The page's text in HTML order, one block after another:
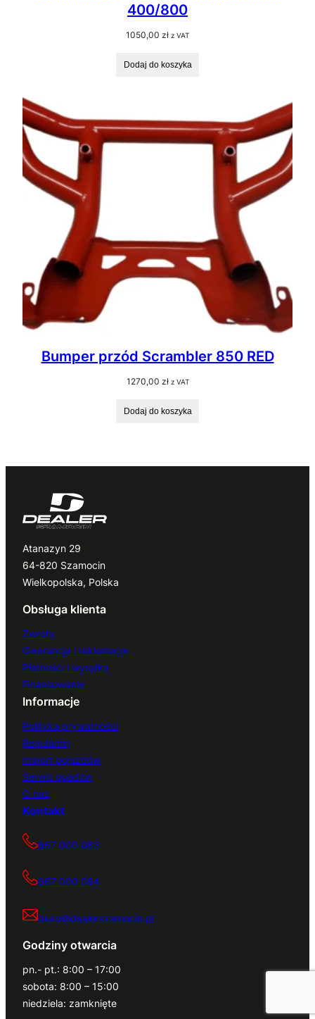
400/800
1050,00 zł z VAT
Dodaj do koszyka
Bumper przód Scrambler 850 RED
1270,00 zł z VAT
Dodaj do koszyka
Atanazyn 29
64-820 Szamocin
Wielkopolska, Polska
Obsługa klienta
Zwroty
Gwarancja i reklamacje
Płatności i wysyłka
Finansowanie
Informacje
Polityka prywatności
Regulamin
Import pojazdów
Serwis quadów
O nas
Kontakt
667 000 083
667 000 084
biuro@dealerszamocin.pl
Godziny otwarcia
pn.- pt.: 8:00 – 17:00
sobota: 8:00 – 15:00
niedziela: zamknięte